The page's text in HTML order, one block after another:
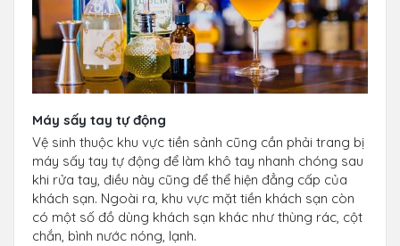
Máy sấy tay tự động
Vệ sinh thuộc khu vực tiền sảnh cũng cần phải trang bị
máy sấy tay tự động để làm khô tay nhanh chóng sau
khi rửa tay, điều này cũng để thể hiện đẳng cấp của
khách sạn. Ngoài ra, khu vực mặt tiền khách sạn còn
có một số đồ dùng khách sạn khác như thùng rác, cột
chắn, bình nước nóng, lạnh.